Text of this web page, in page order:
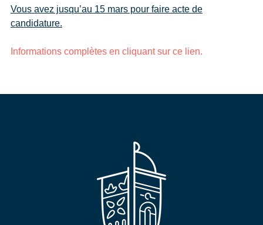
Vous avez jusqu’au 15 mars pour faire acte de
candidature.
Informations complètes en cliquant sur ce lien.